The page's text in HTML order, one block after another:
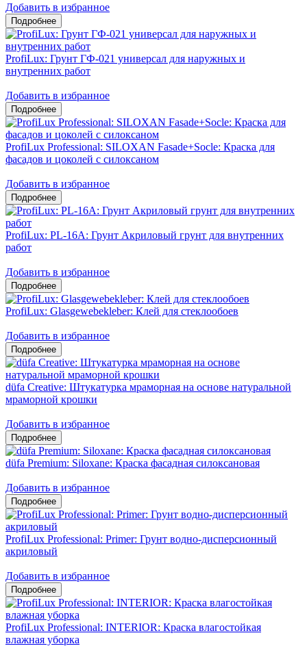
Добавить в избранное
ProfiLux: Грунт ГФ-021 универсал для наружных и
внутренних работ
Добавить в избранное
ProfiLux Professional: SILOXAN Fasade+Socle: Краска для
фасадов и цоколей c силоксаном
Добавить в избранное
ProfiLux: PL-16A: Грунт Акриловый грунт для внутренних
работ
Добавить в избранное
ProfiLux: Glasgewebekleber: Клей для стеклообоев
Добавить в избранное
düfa Creative: Штукатурка мраморная на основе натуральной
мраморной крошки
Добавить в избранное
düfa Premium: Siloxane: Краска фасадная силоксановая
Добавить в избранное
ProfiLux Professional: Primer: Грунт водно-дисперсионный
акриловый
Добавить в избранное
ProfiLux Professional: INTERIOR: Краска влагостойкая
влажная уборка